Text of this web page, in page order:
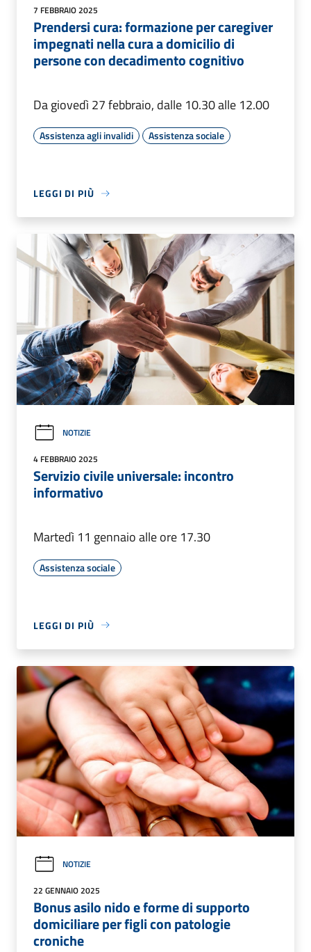
7 FEBBRAIO 2025
Prendersi cura: formazione per caregiver
impegnati nella cura a domicilio di
persone con decadimento cognitivo
Da giovedì 27 febbraio, dalle 10.30 alle 12.00
Assistenza agli invalidi Assistenza sociale
LEGGI DI PIÙ
NOTIZIE
4 FEBBRAIO 2025
Servizio civile universale: incontro
informativo
Martedì 11 gennaio alle ore 17.30
Assistenza sociale
LEGGI DI PIÙ
NOTIZIE
22 GENNAIO 2025
Bonus asilo nido e forme di supporto
domiciliare per figli con patologie
croniche